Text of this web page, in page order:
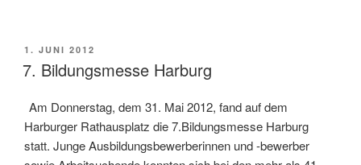
VERÖFFENTLICHT
AM
1. JUNI 2012
7. Bildungsmesse Harburg
Am Donnerstag, dem 31. Mai 2012, fand auf dem
Harburger Rathausplatz die 7.Bildungsmesse Harburg
statt. Junge Ausbildungsbewerberinnen und -bewerber